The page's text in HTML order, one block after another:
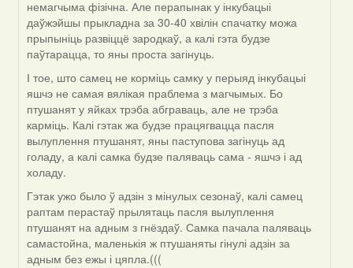
немагчыма фізічна. Але перапынак у інкубацыі
даўжэйшы прыкладна за 30-40 хвілін спачатку можа
прыпыніць развіццё зародкаў, а калі гэта будзе
паўтарацца, то яны проста загінуць.
І тое, што самец не корміць самку у перыяд інкубацыі
яшчэ не самая вялікая праблема з магчымых. Бо
птушанят у яйках трэба абграваць, але не трэба
карміць. Калі гэтак жа будзе працягвацца пасля
вылуплення птушанят, яны паступова загінуць ад
голаду, а калі самка будзе паляваць сама - яшчэ і ад
холаду.
Гэтак ужо было ў адзін з мінулых сезонаў, калі самец
раптам перастаў прылятаць пасля вылуплення
птушанят на адным з гнёздаў. Самка пачала паляваць
самастойна, маленькія ж птушаняты гінулі адзін за
адным без ежы і цяпла.(((